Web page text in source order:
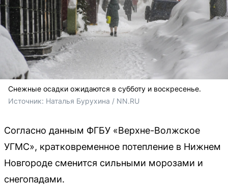
Снежные осадки ожидаются в субботу и воскресенье.
Источник: Наталья Бурухина / NN.RU
Согласно данным ФГБУ «Верхне-Волжское
УГМС», кратковременное потепление в Нижнем
Новгороде сменится сильными морозами и
снегопадами.